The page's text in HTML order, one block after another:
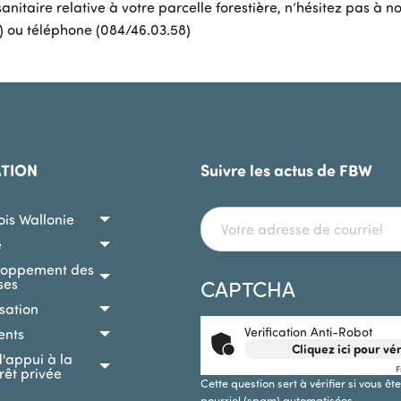
relative à votre parcelle forestière, n’hésitez pas à
) ou téléphone (084/46.03.58)
Wallonie
des
à la
privée
Suivre les actus de FBW
CAPTCHA
Verification Anti-Robot
Cliquez ici pour
Cette question sert à vérifier si vous